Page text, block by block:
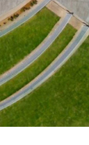
цитати